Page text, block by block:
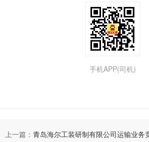
手机APP(司机)
上一篇： 青岛海尔工装研制有限公司运输业务